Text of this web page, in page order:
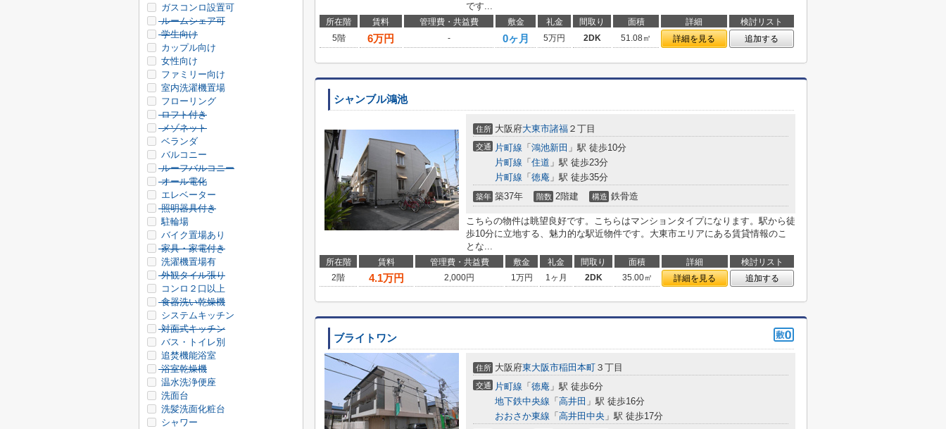
です...
所在階 賃料 管理費・共益費 敷金 礼金 間取り 面積 詳細
検討リスト
5階
6万円 - 0ヶ月 5万円 2DK 51.08㎡ 詳細を見る 追加する
シャンブル鴻池
住所 大阪府大東市諸福 ２丁目
交通 片町線 「 鴻池新田 」駅 徒歩10分
片町線 「 住道 」駅 徒歩23分
片町線 「 徳庵 」駅 徒歩35分
築年 築37年 階数 2階建 構造 鉄骨造
こちらの物件は眺望良好です。こちらはマンションタイプになります。駅から徒
歩10分に立地する、魅力的な駅近物件です。大東市エリアにある賃貸情報のこ
とな...
所在階 賃料 管理費・共益費 敷金 礼金 間取り 面積 詳細
検討リスト
2階
4.1万円 2,000円 1万円 1ヶ月 2DK 35.00㎡ 詳細を見る 追加する
ブライトワン
住所 大阪府東大阪市稲田本町 ３丁目
交通 片町線 「 徳庵 」駅 徒歩6分
地下鉄中央線 「 高井田 」駅 徒歩16分
おおさか東線 「 高井田中央 」駅 徒歩17分
ガスコンロ設置可
ルームシェア可
学生向け
カップル向け
女性向け
ファミリー向け
室内洗濯機置場
フローリング
ロフト付き
メゾネット
ベランダ
バルコニー
ルーフバルコニー
オール電化
エレベーター
照明器具付き
駐輪場
バイク置場あり
家具・家電付き
洗濯機置場有
外観タイル張り
コンロ２口以上
食器洗い乾燥機
システムキッチン
対面式キッチン
バス・トイレ別
追焚機能浴室
浴室乾燥機
温水洗浄便座
洗面台
洗髪洗面化粧台
シャワー